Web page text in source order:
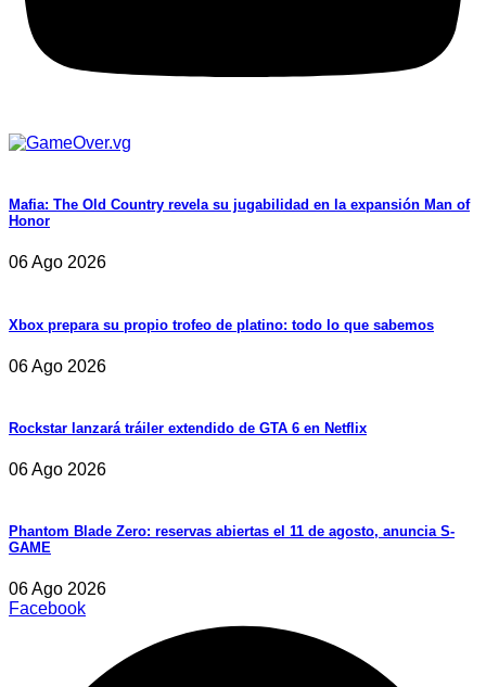
Mafia: The Old Country revela su jugabilidad en la expansión Man of
Honor
06 Ago 2026
Xbox prepara su propio trofeo de platino: todo lo que sabemos
06 Ago 2026
Rockstar lanzará tráiler extendido de GTA 6 en Netflix
06 Ago 2026
Phantom Blade Zero: reservas abiertas el 11 de agosto, anuncia S-
GAME
06 Ago 2026
Facebook